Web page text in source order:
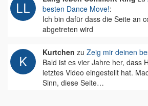
besten Dance Move!:
Ich bin dafür dass die Seite an
abgetreten wird
Kurtchen zu Zeig mir deinen
Bald ist es vier Jahre her, dass
letztes Video eingestellt hat.
Sinn, diese Seite…